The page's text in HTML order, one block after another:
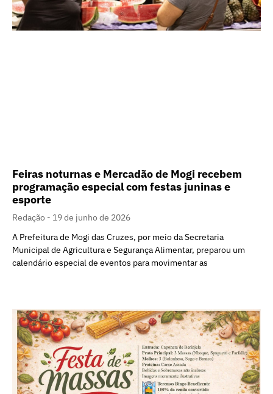
Feiras noturnas e Mercadão de Mogi recebem
programação especial com festas juninas e
esporte
Redação
19 de junho de 2026
A Prefeitura de Mogi das Cruzes, por meio da Secretaria
Municipal de Agricultura e Segurança Alimentar, preparou um
calendário especial de eventos para movimentar as